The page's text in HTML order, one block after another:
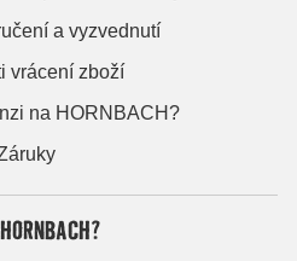
a vyzvednutí
vrácení zboží
na HORNBACH?